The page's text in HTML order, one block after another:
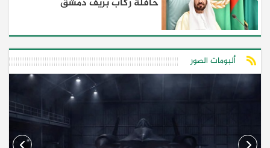
ألبومات الصور